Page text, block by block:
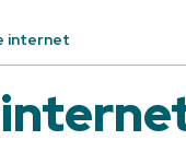
internet